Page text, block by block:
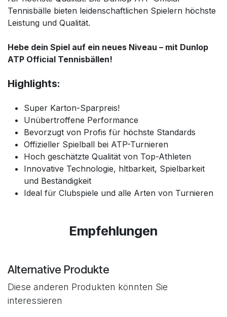
Tennisbälle bieten leidenschaftlichen Spielern höchste
Leistung und Qualität.
Hebe dein Spiel auf ein neues Niveau – mit Dunlop
ATP Official Tennisbällen!
Highlights:
Super Karton-Sparpreis!
Unübertroffene Performance
Bevorzugt von Profis für höchste Standards
Offizieller Spielball bei ATP-Turnieren
Hoch geschätzte Qualität von Top-Athleten
Innovative Technologie, hltbarkeit, Spielbarkeit
und Beständigkeit
Ideal für Clubspiele und alle Arten von Turnieren
Empfehlungen
Alternative Produkte
Diese anderen Produkten könnten Sie
interessieren